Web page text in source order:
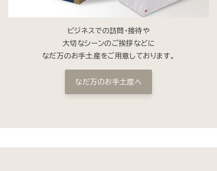
ビジネスでの訪問・接待や
大切なシーンのご挨拶などに
なだ万のお手土産をご用意しております。
なだ万のお手土産へ